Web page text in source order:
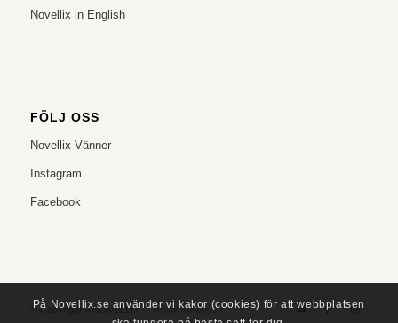
Novellix in English
FÖLJ OSS
Novellix Vänner
Instagram
Facebook
© Copyright – NOVELLIXinfo@novellix.se
På Novellix.se använder vi kakor (cookies) för att webbplatsen